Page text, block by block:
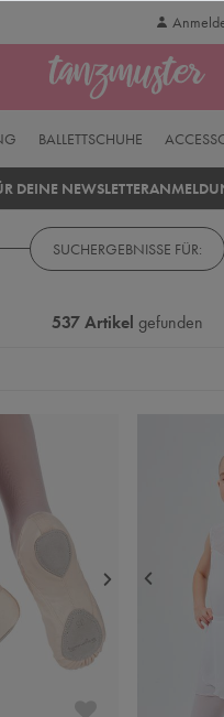
BALLETTSCHUHE
DEINE
SUCHERGEBNISSE FÜR:
537 Artikel gefunden